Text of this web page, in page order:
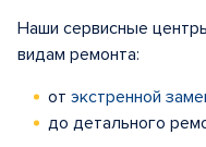
Наши сервисные
видам ремонта:
от экстренной
до детального